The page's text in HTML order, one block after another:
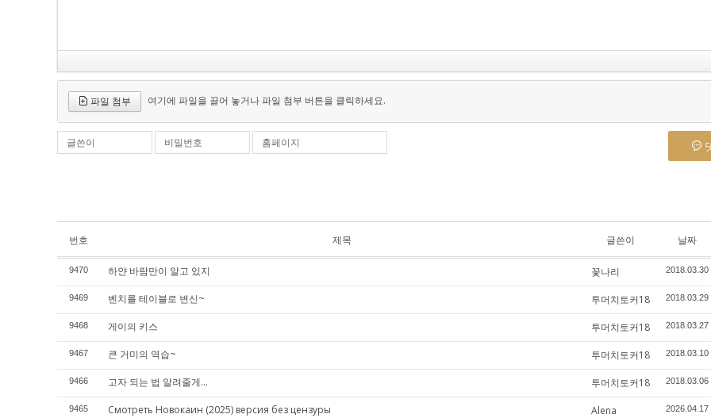
파일 첨부 여기에 파일을 끌어 놓거나 파일 첨부 버튼을 클릭하세요.
글쓴이 비밀번호 홈페이지
번호 제목 글쓴이 날짜
9470 하얀 바람만이 알고 있지 꽃나리 2018.03.30
9469 벤치를 테이블로 변신~ 투머치토커18 2018.03.29
9468 게이의 키스 투머치토커18 2018.03.27
9467 큰 거미의 역습~ 투머치토커18 2018.03.10
9466 고자 되는 법 알려줄게... 투머치토커18 2018.03.06
9465 Смотреть Новокаин (2025) версия без цензуры Alena 2026.04.17